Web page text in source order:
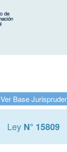
Ver Base
Ley N° 15809